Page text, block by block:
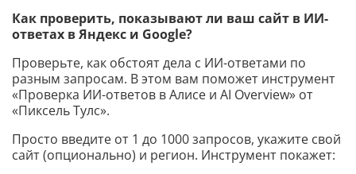
Как проверить, показывают ли ваш сайт в ИИ-
ответах в Яндекс и Google?
Проверьте, как обстоят дела с ИИ-ответами по
разным запросам. В этом вам поможет инструмент
«Проверка ИИ-ответов в Алисе и AI Overview» от
«Пиксель Тулс».
Просто введите от 1 до 1000 запросов, укажите свой
сайт (опционально) и регион. Инструмент покажет: